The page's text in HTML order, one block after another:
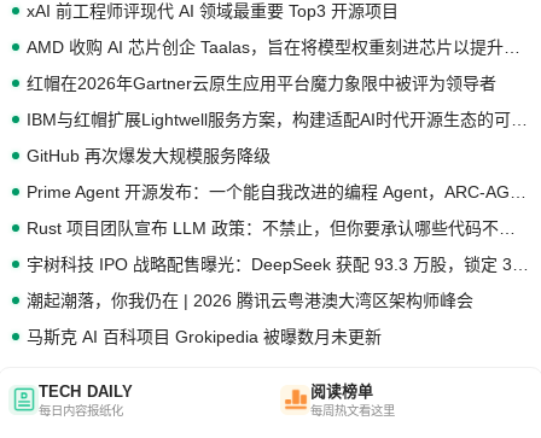
xAI 前工程师评现代 AI 领域最重要 Top3 开源项目
红帽在2026年Gartner云原生应用平台魔力象限中被评为领导者
GitHub 再次爆发大规模服务降级
潮起潮落，你我仍在 | 2026 腾讯云粤港澳大湾区架构师峰会
马斯克 AI 百科项目 Grokipedia 被曝数月未更新
TECH DAILY
每日内容报纸化
阅读榜单
每周热文看这里